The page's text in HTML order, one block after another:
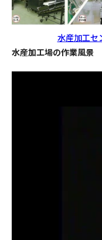
水産加工セ
水産加工場の作業風景